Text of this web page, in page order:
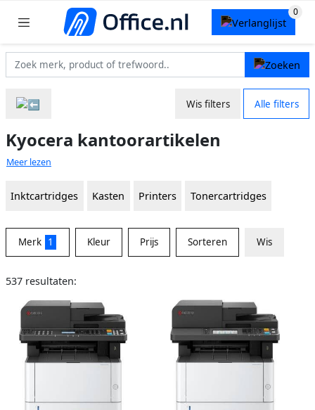
Wis filters Alle filters
Kyocera kantoorartikelen
Meer lezen
Inktcartridges Kasten Printers Tonercartridges
Merk 1 Kleur Prijs Sorteren Wis
537 resultaten: